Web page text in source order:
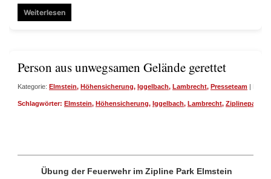
Weiterlesen
Person aus unwegsamen Gelände gerettet
Kategorie: Elmstein, Höhensicherung, Iggelbach, Lambrecht, Presseteam |
Schlagwörter: Elmstein, Höhensicherung, Iggelbach, Lambrecht, Ziplinepark
Übung der Feuerwehr im Zipline Park Elmstein